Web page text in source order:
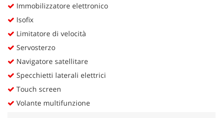
Immobilizzatore elettronico
Isofix
Limitatore di velocità
Servosterzo
Navigatore satellitare
Specchietti laterali elettrici
Touch screen
Volante multifunzione